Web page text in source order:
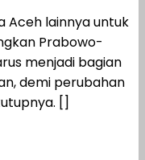
Aceh lainnya untuk
Prabowo-
menjadi bagian
demi perubahan
[]